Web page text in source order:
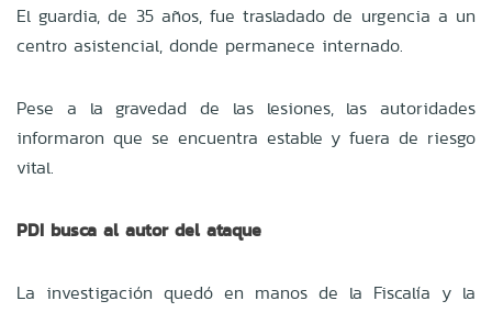
El guardia, de 35 años, fue trasladado de urgencia a un
centro asistencial, donde permanece internado.
Pese a la gravedad de las lesiones, las autoridades
informaron que se encuentra estable y fuera de riesgo
vital.
PDI busca al autor del ataque
La investigación quedó en manos de la Fiscalía y la